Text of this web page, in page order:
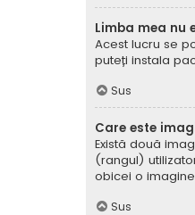
Limba mea nu
Acest lucru se
puteți instala
Sus
Care este
Există două
(rangul)
obicei o
Sus